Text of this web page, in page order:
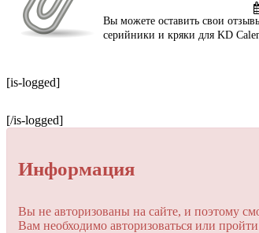
Вы можете оставить свои
серийники и кряки для KD
[is-logged]
[/is-logged]
Информация
Вы не авторизованы на сайте, и поэтому
Вам необходимо авторизоваться или